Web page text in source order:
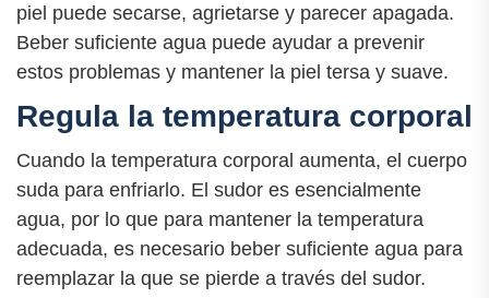
piel puede secarse, agrietarse y parecer apagada.
Beber suficiente agua puede ayudar a prevenir
estos problemas y mantener la piel tersa y suave.
Regula la temperatura corporal
Cuando la temperatura corporal aumenta, el cuerpo
suda para enfriarlo. El sudor es esencialmente
agua, por lo que para mantener la temperatura
adecuada, es necesario beber suficiente agua para
reemplazar la que se pierde a través del sudor.